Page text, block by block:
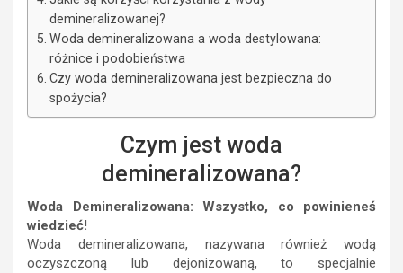
demineralizowanej?
Woda demineralizowana a woda destylowana:
różnice i podobieństwa
Czy woda demineralizowana jest bezpieczna do
spożycia?
Czym jest woda
demineralizowana?
Woda Demineralizowana: Wszystko, co powinieneś
wiedzieć!
Woda demineralizowana, nazywana również wodą
oczyszczoną lub dejonizowaną, to specjalnie